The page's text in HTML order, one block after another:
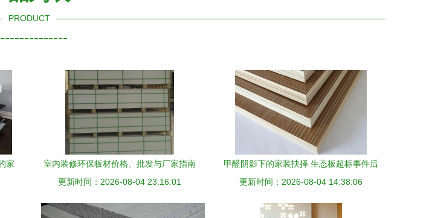
PRODUCT
家
室内装修环保板材价格、批发与厂家指南
选择优质装饰材料的关键
更新时间：2026-08-04 23:16:01
甲醛阴影下的家装抉择 生态板超标事件后
的健康避坑指南
更新时间：2026-08-04 14:38:06